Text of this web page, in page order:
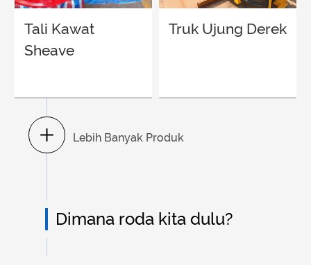
Tali Kawat
Sheave
Truk Ujung Derek
Lebih Banyak Produk
Dimana roda kita dulu?